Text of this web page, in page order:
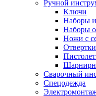
Ручной
Ключи
Наборы
Наборы
Ножи с
Отвертки
Сварочный
Спецодежда